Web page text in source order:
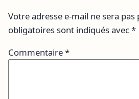
Votre adresse e-mail ne sera pas
obligatoires sont indiqués avec*
Commentaire*